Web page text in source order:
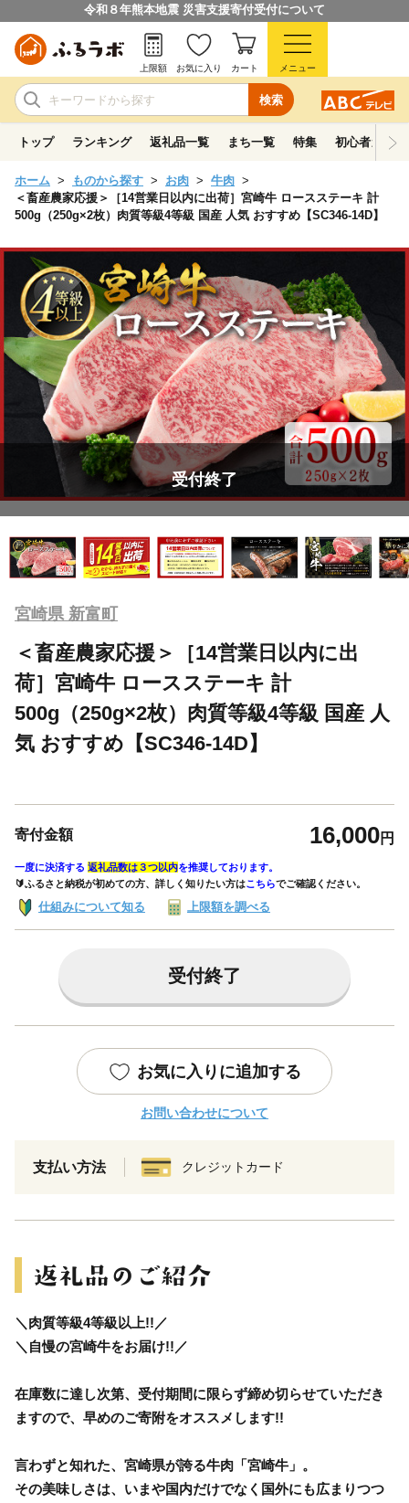
令和８年熊本地震 災害支援寄付受付について
検索
上限額 お気に入り カート メニュー
トップ ランキング 返礼品一覧 まち一覧 特集 初心者ガイド
ホーム ものから探す お肉
牛肉
＜畜産農家応援＞［14営業日以内に出荷］宮崎牛 ロースステーキ 計
500g（250g×2枚）肉質等級4等級 国産 人気 おすすめ【SC346-14D】
受付終了
宮崎県 新富町
＜畜産農家応援＞［14営業日以内に出
荷］宮崎牛 ロースステーキ 計
500g（250g×2枚）肉質等級4等級 国産 人
気 おすすめ【SC346-14D】
寄付金額 16,000円
一度に決済する 返礼品数は３つ以内を推奨しております。
🔰ふるさと納税が初めての方、詳しく知りたい方はこちらでご確認ください。
仕組みについて知る 上限額を調べる
受付終了
お気に入りに追加する
お問い合わせについて
支払い方法 クレジットカード
＼肉質等級4等級以上!!／
＼自慢の宮崎牛をお届け!!／
在庫数に達し次第、受付期間に限らず締め切らせていただき
ますので、早めのご寄附をオススメします!!
言わずと知れた、宮崎県が誇る牛肉「宮崎牛」。
その美味しさは、いまや国内だけでなく国外にも広まりつつ